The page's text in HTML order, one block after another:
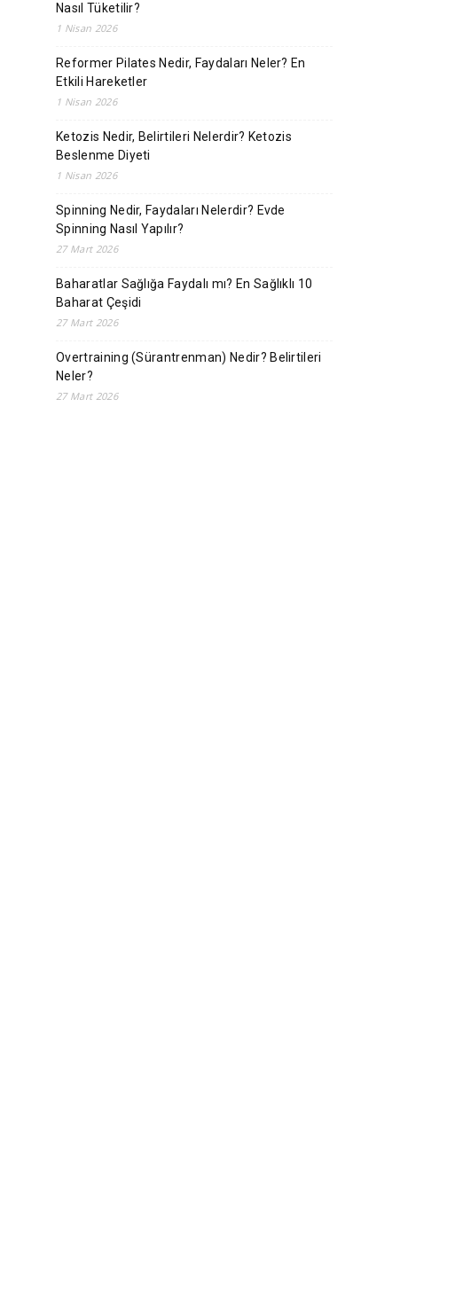
Nasıl Tüketilir?
1 Nisan 2026
Reformer Pilates Nedir, Faydaları Neler? En
Etkili Hareketler
1 Nisan 2026
Ketozis Nedir, Belirtileri Nelerdir? Ketozis
Beslenme Diyeti
1 Nisan 2026
Spinning Nedir, Faydaları Nelerdir? Evde
Spinning Nasıl Yapılır?
27 Mart 2026
Baharatlar Sağlığa Faydalı mı? En Sağlıklı 10
Baharat Çeşidi
27 Mart 2026
Overtraining (Sürantrenman) Nedir? Belirtileri
Neler?
27 Mart 2026